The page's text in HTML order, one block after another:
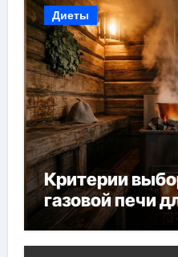
Диеты
Критерии
газовой печи